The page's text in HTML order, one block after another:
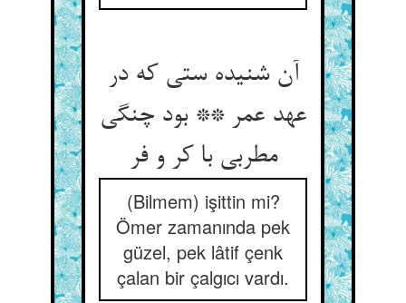
آن شنیده ستی که در
عهد عمر ** بود چنگی
مطربی با کر و فر
(Bilmem) işittin mi?
Ömer zamanında pek
güzel, pek lâtif çenk
çalan bir çalgıcı vardı.